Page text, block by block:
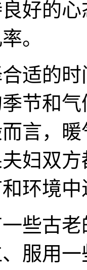
好的
。
的时
节和
言，
妇双
环境
古老
服用